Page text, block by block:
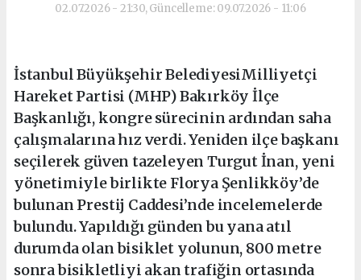
02.07.2026 - 21:30, Güncelleme: 09.07.2026 - 11:06
İstanbul Büyükşehir BelediyesiMilliyetçi
Hareket Partisi (MHP) Bakırköy İlçe
Başkanlığı, kongre sürecinin ardından saha
çalışmalarına hız verdi. Yeniden ilçe başkanı
seçilerek güven tazeleyen Turgut İnan, yeni
yönetimiyle birlikte Florya Şenlikköy’de
bulunan Prestij Caddesi’nde incelemelerde
bulundu. Yapıldığı günden bu yana atıl
durumda olan bisiklet yolunun, 800 metre
sonra bisikletliyi akan trafiğin ortasında